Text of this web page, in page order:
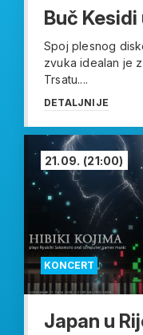
Buč Kesidi
Spoj plesnog
zvuka idealan je
Trsatu....
DETALJNIJE
KONCERT
21.09. (21:00)
Japan u